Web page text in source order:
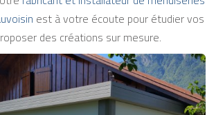
est à votre écoute pour étudier vos
des créations sur mesure.